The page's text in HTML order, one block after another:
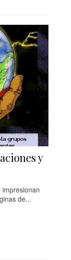
y
de...